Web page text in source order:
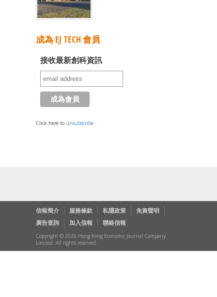
成為 EJ TECH 會員
接收最新創科資訊
Click here to unsubscribe
信報簡介 服務條款 私隱政策
免責聲明
廣告查詢
加入信報 聯絡信報
Copyright © 2026 Hong Kong Economic Journal Company
Limited. All rights reserved.